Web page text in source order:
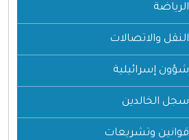
الرياضة
النقل والاتصالات
شؤون إسرائيلية
سجل الخالدين
قوانين وتشريعات